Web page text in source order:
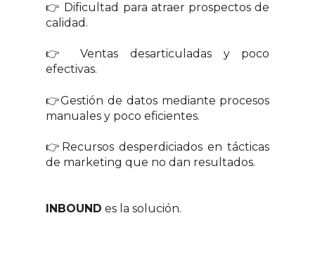
👉 Dificultad para atraer prospectos de
calidad.
👉 Ventas desarticuladas y poco
efectivas.
👉Gestión de datos mediante procesos
manuales y poco eficientes.
👉Recursos desperdiciados en tácticas
de marketing que no dan resultados.
INBOUND es la solución.